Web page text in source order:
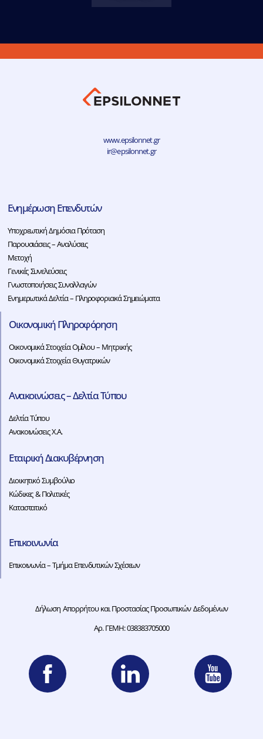
www.epsilonnet.gr
ir@epsilonnet.gr
Ενημέρωση Επενδυτών
Υποχρεωτική Δημόσια Πρόταση
Παρουσιάσεις – Αναλύσεις
Μετοχή
Γενικές Συνελεύσεις
Γνωστοποιήσεις Συναλλαγών
Ενημερωτικά Δελτία – Πληροφοριακά Σημειώματα
Οικονομική Πληροφόρηση
Οικονομικά Στοιχεία Ομίλου – Μητρικής
Οικονομικά Στοιχεία Θυγατρικών
Ανακοινώσεις – Δελτία Τύπου
Δελτία Τύπου
Ανακοινώσεις Χ.Α.
Εταιρική Διακυβέρνηση
Διοικητικό Συμβούλιο
Κώδικες & Πολιτικές
Καταστατικό
Επικοινωνία
Επικοινωνία – Τμήμα Επενδυτικών Σχέσεων
Δήλωση Απορρήτου και Προστασίας Προσωπικών Δεδομένων
Αρ. ΓΕΜΗ: 038383705000